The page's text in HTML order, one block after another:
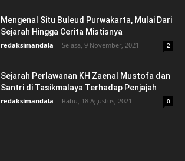
Mengenal Situ Buleud Purwakarta, Mulai Dari
Sejarah Hingga Cerita Mistisnya
redaksimandala - Selasa, 9 November, 2021 2
Sejarah Perlawanan KH Zaenal Mustofa dan
Santri di Tasikmalaya Terhadap Penjajah
redaksimandala - Rabu, 18 Agustus, 2021 0